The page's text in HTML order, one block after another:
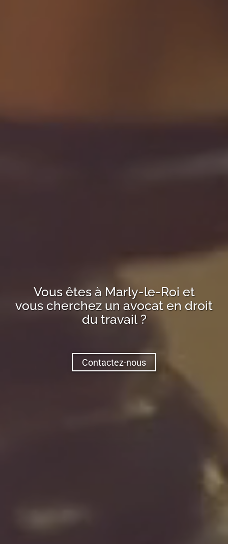
Vous êtes à Marly-le-Roi et
vous cherchez un avocat en droit
du travail ?
Contactez-nous